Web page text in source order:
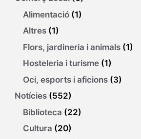
Alimentació (1)
Altres (1)
Flors, jardineria i animals (1)
Hosteleria i turisme (1)
Oci, esports i aficions (3)
Notícies (552)
Biblioteca (22)
Cultura (20)